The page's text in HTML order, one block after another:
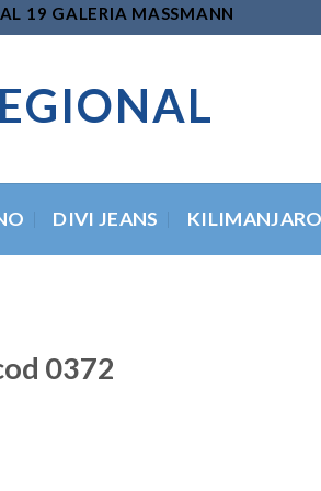
19 GALERIA MASSMANN
DIVI JEANS
0372